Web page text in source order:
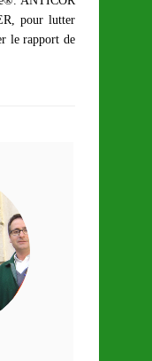
pour lutter
le rapport de